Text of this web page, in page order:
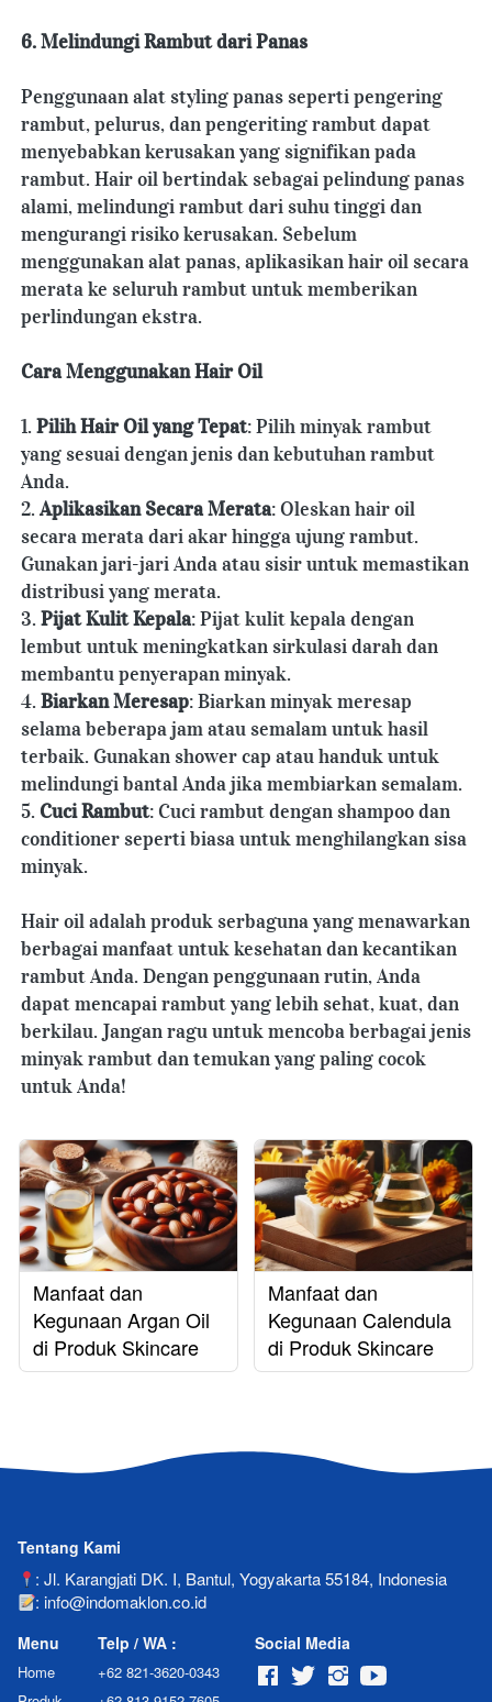
6. Melindungi Rambut dari Panas
Penggunaan alat styling panas seperti pengering
rambut, pelurus, dan pengeriting rambut dapat
menyebabkan kerusakan yang signifikan pada
rambut. Hair oil bertindak sebagai pelindung panas
alami, melindungi rambut dari suhu tinggi dan
mengurangi risiko kerusakan. Sebelum
menggunakan alat panas, aplikasikan hair oil secara
merata ke seluruh rambut untuk memberikan
perlindungan ekstra.
Cara Menggunakan Hair Oil
1. Pilih Hair Oil yang Tepat: Pilih minyak rambut
yang sesuai dengan jenis dan kebutuhan rambut
Anda.
2. Aplikasikan Secara Merata: Oleskan hair oil
secara merata dari akar hingga ujung rambut.
Gunakan jari-jari Anda atau sisir untuk memastikan
distribusi yang merata.
3. Pijat Kulit Kepala: Pijat kulit kepala dengan
lembut untuk meningkatkan sirkulasi darah dan
membantu penyerapan minyak.
4. Biarkan Meresap: Biarkan minyak meresap
selama beberapa jam atau semalam untuk hasil
terbaik. Gunakan shower cap atau handuk untuk
melindungi bantal Anda jika membiarkan semalam.
5. Cuci Rambut: Cuci rambut dengan shampoo dan
conditioner seperti biasa untuk menghilangkan sisa
minyak.
Hair oil adalah produk serbaguna yang menawarkan
berbagai manfaat untuk kesehatan dan kecantikan
rambut Anda. Dengan penggunaan rutin, Anda
dapat mencapai rambut yang lebih sehat, kuat, dan
berkilau. Jangan ragu untuk mencoba berbagai jenis
minyak rambut dan temukan yang paling cocok
untuk Anda!
Manfaat dan
Kegunaan Argan Oil
di Produk Skincare
Manfaat dan
Kegunaan Calendula
di Produk Skincare
Tentang Kami
: Jl. Karangjati DK. I, Bantul, Yogyakarta 55184, Indonesia
: info@indomaklon.co.id
Menu
Home
Telp / WA :
+62 821-3620-0343
Social Media